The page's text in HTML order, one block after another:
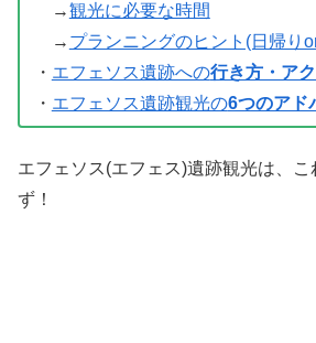
→観光に必要な時間
→ プランニングのヒント(日帰り
・ エフェソス遺跡への行き方・ア
・ エフェソス遺跡観光の6つのアド
エフェソス(エフェス)遺跡観光は、
ず！